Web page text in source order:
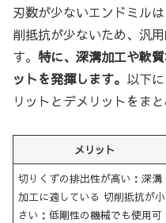
刃数が少ないエンドミル
削抵抗が少ないため、汎
す。 特に、深溝加工や軟
ットを発揮します。 以下
リットとデメリットをまと
メリット
切りくずの排出性が高い：深溝
加工に適している 切削抵抗が小
さい：低剛性の機械でも使用可